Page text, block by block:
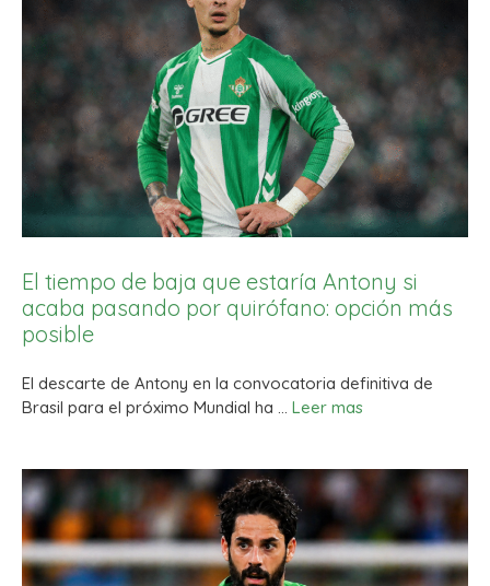
El tiempo de baja que estaría Antony si
acaba pasando por quirófano: opción más
posible
El descarte de Antony en la convocatoria definitiva de
Brasil para el próximo Mundial ha … Leer mas